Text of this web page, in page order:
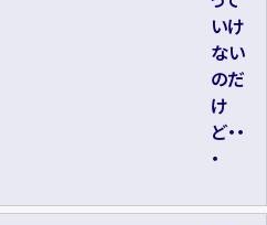
いけ
ない
のだ
け
ど・・
・